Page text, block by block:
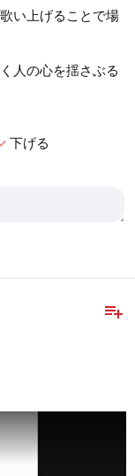
い上げることで場
人の心を揺さぶる
下げる
playlist_add